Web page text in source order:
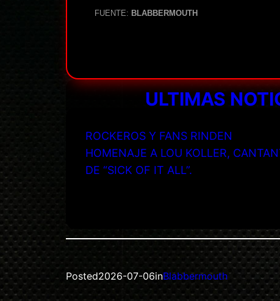
FUENTE: BLABBERMOUTH
ULTIMAS
ROCKEROS Y FANS RINDEN
HOMENAJE A LOU KOLLER,
DE “SICK OF IT ALL”.
Posted2026-07-06inBlabbermouth